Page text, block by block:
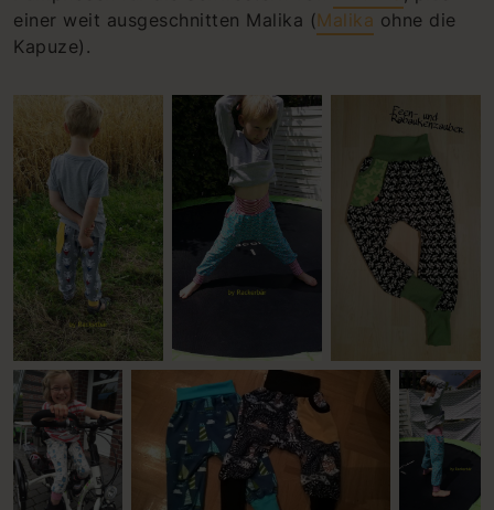
einer weit ausgeschnitten Malika (Malika ohne die
Kapuze).